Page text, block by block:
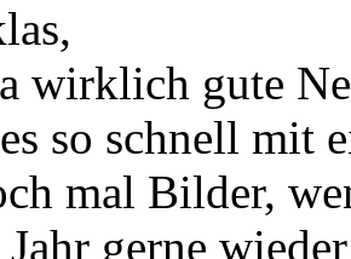
wirklich gute
so schnell mit
mal Bilder,
Jahr gerne